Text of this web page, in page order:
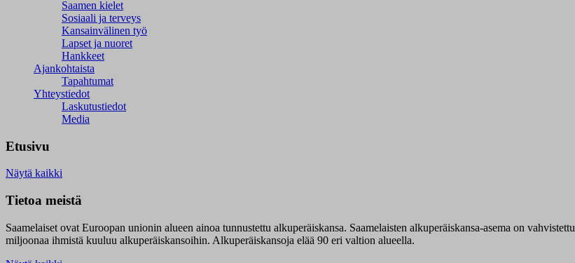
Saamen kielet
Sosiaali ja terveys
Kansainvälinen työ
Lapset ja nuoret
Hankkeet
Ajankohtaista
Tapahtumat
Yhteystiedot
Laskutustiedot
Media
Etusivu
Näytä kaikki
Tietoa meistä
Saamelaiset ovat Euroopan unionin alueen ainoa tunnustettu alkuperäiskansa. Saamelaisten alkuperäiskansa-asema on vahvistettu
miljoonaa ihmistä kuuluu alkuperäiskansoihin. Alkuperäiskansoja elää 90 eri valtion alueella.